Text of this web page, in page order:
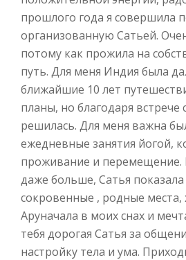
прошлого года я совершила
организованную Сатьей.
потому как прожила на
путь. Для меня Индия была
ближайшие 10 лет
планы, но благодаря встрече
решилась. Для меня важна
ежедневные занятия йогой,
проживание и перемещение.
даже больше, Сатья
сокровенные , родные
Аруначала в моих снах и
тебя дорогая Сатья за
настройку тела и ума.